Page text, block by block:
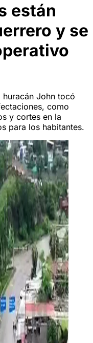
están
y se
huracán John tocó
como
y cortes en la
para los habitantes.